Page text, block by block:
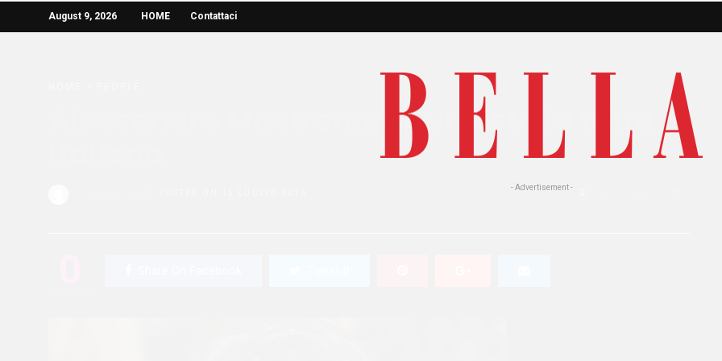
August 9, 2026 HOME Contattaci
- Advertisement -
Alessandra Mastronardi: una stella tutta